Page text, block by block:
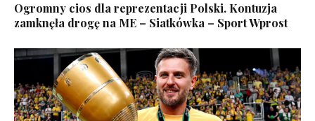
Ogromny cios dla reprezentacji Polski. Kontuzja
zamknęła drogę na ME – Siatkówka – Sport Wprost